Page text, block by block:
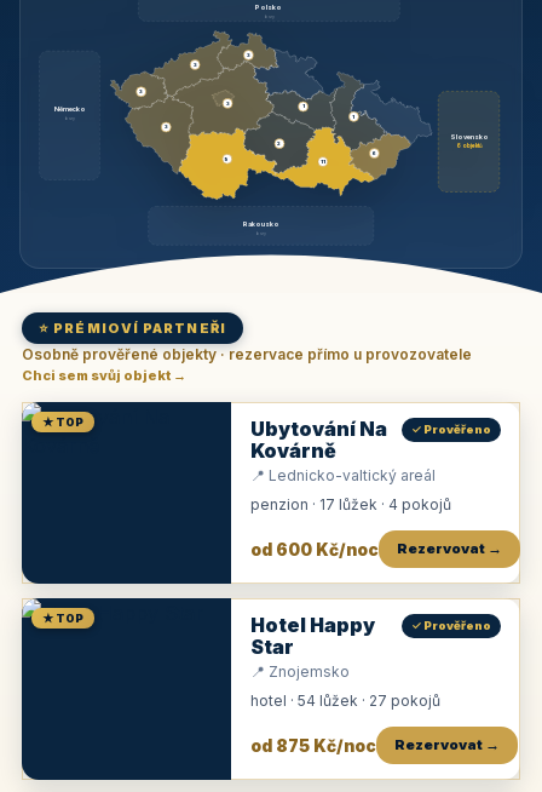
Polsko
brzy
Německo
brzy
Slovensko
6 objektů
Rakousko
brzy
3
9
3
3
3
3
1
2
11
1
6
⭐ PRÉMIOVÍ PARTNEŘI
Osobně prověřené objekty · rezervace přímo u provozovatele
Chci sem svůj objekt →
★ TOP
Ubytování Na
Kovárně
✓ Prověřeno
📍 Lednicko-valtický areál
penzion · 17 lůžek · 4 pokojů
od 600 Kč/noc Rezervovat →
★ TOP
Hotel Happy
Star
✓ Prověřeno
📍 Znojemsko
hotel · 54 lůžek · 27 pokojů
od 875 Kč/noc Rezervovat →